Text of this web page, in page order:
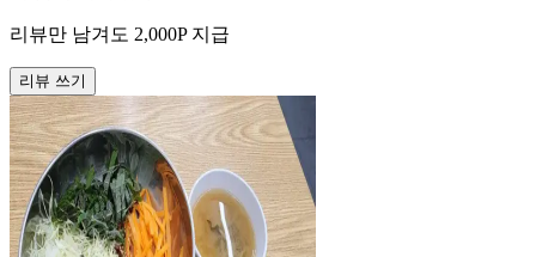
리뷰만 남겨도 2,000P 지급
리뷰 쓰기